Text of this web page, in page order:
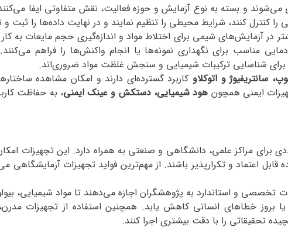
و بسته به نوع آزمایش و حوزه فعالیت، نقش متفاوتی ایفا
کنترل کنند، شرایط محیطی را تنظیم نمایند و در نهایت داده‌ها را ثبت و
در آزمایش‌های شیمی برای اختلاط مواد و اندازه‌گیری حجم مایعات به
مناسب برای نگهداری نمونه‌ها یا انجام واکنش‌ها را فراهم
برای شناسایی ترکیبات شیمیایی و سنجش غلظت مواد ضروری‌اند.
سانتریفیوژ و اتوکلاو کاربرد گسترده‌ای دارند و امکان مشاهده
ایمنی همچون هود شیمیایی، دستکش و عینک ایمنی، به حفاظت
برای مراکز علمی، دانشگاهی و صنعتی به همراه دارد. این تجهیزات
اعتماد و تکرارپذیر باشند. از مهم‌ترین فواید تجهیزات آزمایشگاهی
تخصصی و استاندارد به پژوهشگران اجازه می‌دهند تا مواد شیمیایی،
خطاهای انسانی کاهش یابد. همچنین استفاده از تجهیزات مدرن،
تحقیقاتی را با دقت بیشتری اجرا کنند.